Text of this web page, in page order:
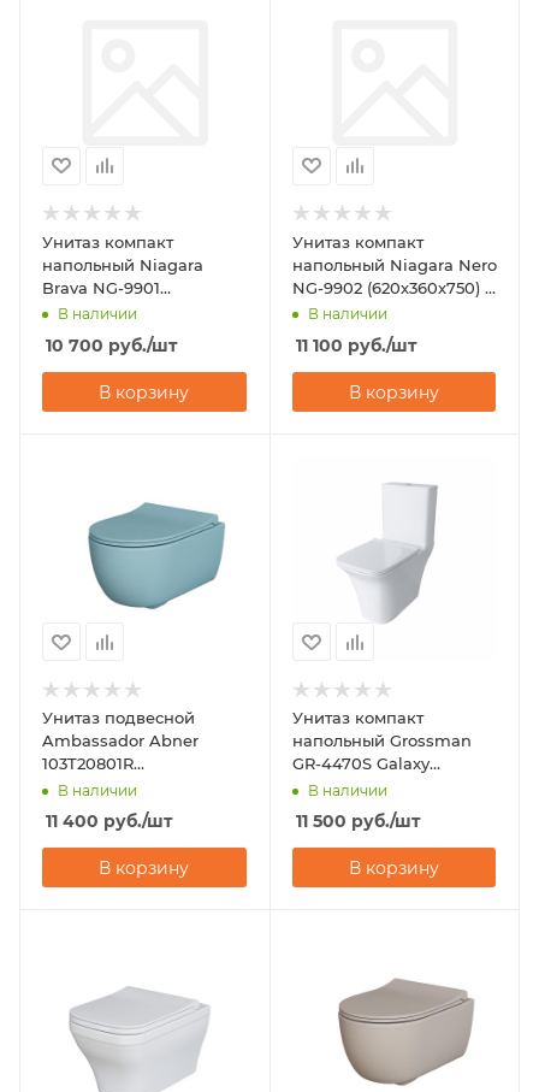
Унитаз компакт
напольный Niagara
Brava NG-9901
(630х360х740) с
микролифтом
В наличии
10 700 руб./шт
В корзину
Унитаз компакт
напольный Niagara Nero
NG-9902 (620х360х750) с
микролифтом
В наличии
11 100 руб./шт
В корзину
Унитаз подвесной
Ambassador Abner
103T20801R
(545х360х330)
горизонтальный выпуск
В наличии
11 400 руб./шт
В корзину
Унитаз компакт
напольный Grossman
GR-4470S Galaxy
(650х360х820) с
микролифтом
В наличии
11 500 руб./шт
В корзину